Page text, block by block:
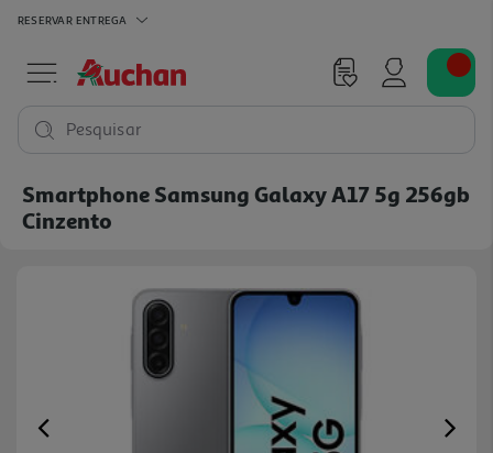
RESERVAR ENTREGA
Pesquisar
Smartphone Samsung Galaxy A17 5g 256gb
Cinzento
Previous